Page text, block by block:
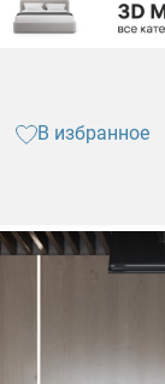
В избранное